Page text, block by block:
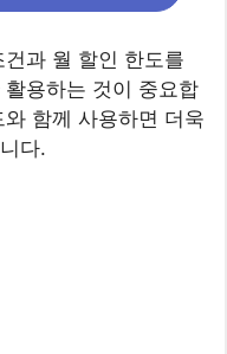
과 월 할인 한도를
용하는 것이 중요합
함께 사용하면 더욱
다.